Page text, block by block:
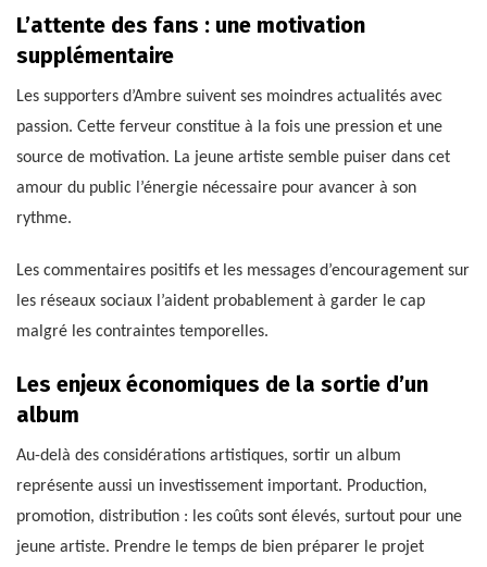
L’attente des fans : une motivation
supplémentaire
Les supporters d’Ambre suivent ses moindres actualités avec
passion. Cette ferveur constitue à la fois une pression et une
source de motivation. La jeune artiste semble puiser dans cet
amour du public l’énergie nécessaire pour avancer à son
rythme.
Les commentaires positifs et les messages d’encouragement sur
les réseaux sociaux l’aident probablement à garder le cap
malgré les contraintes temporelles.
Les enjeux économiques de la sortie d’un
album
Au-delà des considérations artistiques, sortir un album
représente aussi un investissement important. Production,
promotion, distribution : les coûts sont élevés, surtout pour une
jeune artiste. Prendre le temps de bien préparer le projet